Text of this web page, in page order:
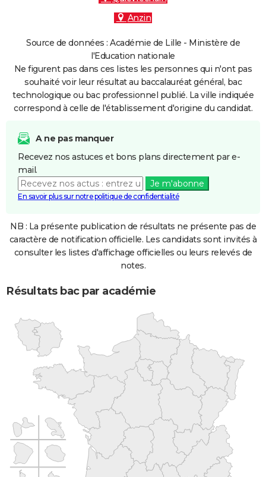
Anzin
Source de données : Académie de Lille - Ministère de
l'Education nationale
Ne figurent pas dans ces listes les personnes qui n'ont pas
souhaité voir leur résultat au baccalauréat général, bac
technologique ou bac professionnel publié. La ville indiquée
correspond à celle de l'établissement d'origine du candidat.
A ne pas manquer
Recevez nos astuces et bons plans directement par e-
mail.
Je m'abonne
En savoir plus sur notre politique de confidentialité
NB : La présente publication de résultats ne présente pas de
caractère de notification officielle. Les candidats sont invités à
consulter les listes d'affichage officielles ou leurs relevés de
notes.
Résultats bac par académie